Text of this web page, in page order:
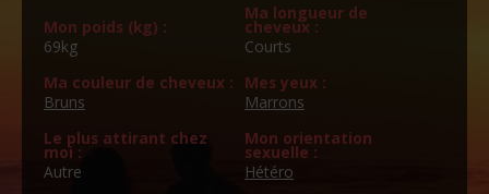
Mon poids (kg) :
69kg
Ma longueur de
cheveux :
Courts
Ma couleur de cheveux :
Bruns
Mes yeux :
Marrons
Le plus attirant chez
moi :
Autre
Mon orientation
sexuelle :
Hétéro